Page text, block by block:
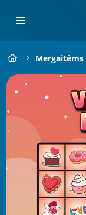
Mergaitėms